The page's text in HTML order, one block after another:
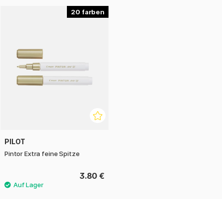
20
PILOT
Pintor Extra feine Spitze
3.80 €